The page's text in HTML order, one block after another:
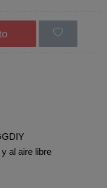
al aire libre